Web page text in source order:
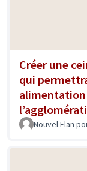
Créer une
qui
Nouvel Elan